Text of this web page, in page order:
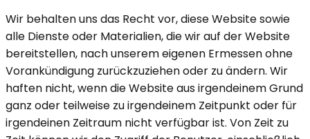
Wir behalten uns das Recht vor, diese Website sowie
alle Dienste oder Materialien, die wir auf der Website
bereitstellen, nach unserem eigenen Ermessen ohne
Vorankündigung zurückzuziehen oder zu ändern. Wir
haften nicht, wenn die Website aus irgendeinem Grund
ganz oder teilweise zu irgendeinem Zeitpunkt oder für
irgendeinen Zeitraum nicht verfügbar ist. Von Zeit zu